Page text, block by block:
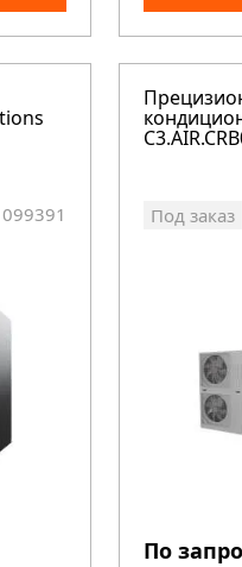
Под заказ
По